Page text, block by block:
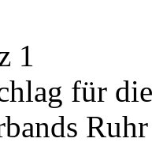
1
für
Ruhr